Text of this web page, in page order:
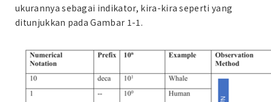
ukurannya sebagai indikator, kira-kira seperti yang
ditunjukkan pada Gambar 1-1.